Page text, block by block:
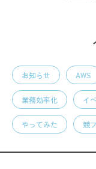
お知らせ AWS
業務効率化 イ
やってみた 競